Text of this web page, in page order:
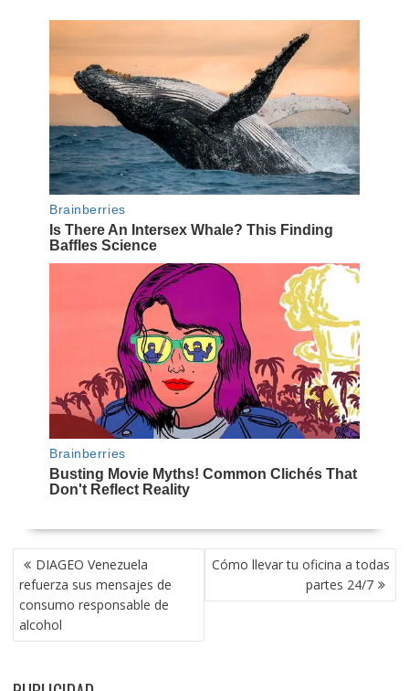
NAVEGACIÓN
DE
ENTRADAS
DIAGEO Venezuela
refuerza sus mensajes de
consumo responsable de
alcohol
Cómo llevar tu oficina a todas
partes 24/7